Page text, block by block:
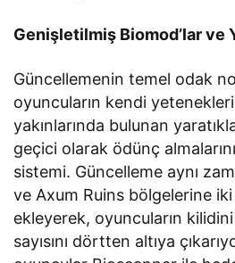
Genişletilmiş Biomod’lar ve
Güncellemenin temel odak
oyuncuların kendi
yakınlarında bulunan
geçici olarak ödünç
sistemi. Güncelleme aynı
ve Axum Ruins bölgelerine
ekleyerek, oyuncuların
sayısını dörtten altıya